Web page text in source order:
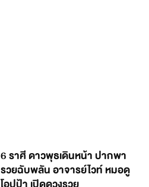
6 ราศี ดาวพุธเดินหน้า ปากพา
รวยฉับพลัน อาจารย์ไวท์ หมอดู